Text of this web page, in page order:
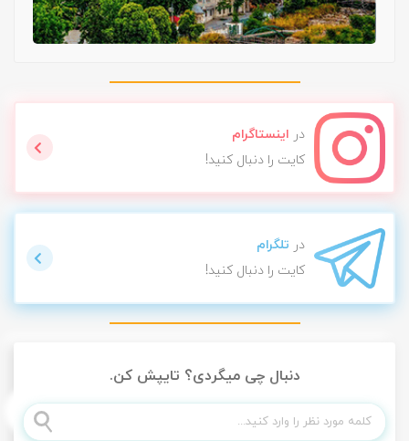
در اینستاگرام
کایت را دنبال کنید!
در تلگرام
کایت را دنبال کنید!
دنبال چی میگردی؟ تایپش کن.